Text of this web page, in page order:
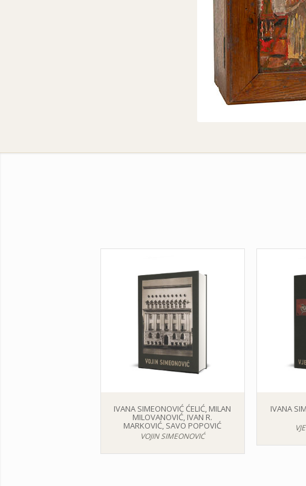
IVANA SIMEONOVIĆ ĆELIĆ, MILAN
MILOVANOVIĆ, IVAN R.
MARKOVIĆ, SAVO POPOVIĆ
VOJIN SIMEONOVIĆ
IVANA